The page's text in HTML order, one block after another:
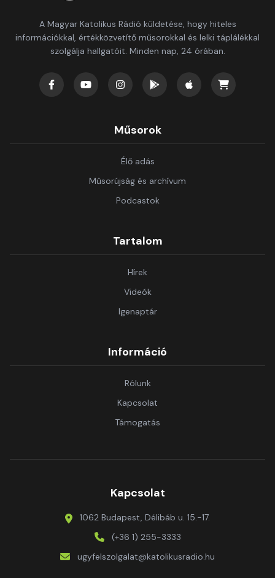
A Magyar Katolikus Rádió küldetése, hogy hiteles
információkkal, értékközvetítő műsorokkal és lelki táplálékkal
szolgálja hallgatóit. Minden nap, 24 órában.
Műsorok
Élő adás
Műsorújság és archívum
Podcastok
Tartalom
Hírek
Videók
Igenaptár
Információ
Rólunk
Kapcsolat
Támogatás
Kapcsolat
1062 Budapest, Délibáb u. 15.-17.
(+36 1) 255-3333
ugyfelszolgalat@katolikusradio.hu